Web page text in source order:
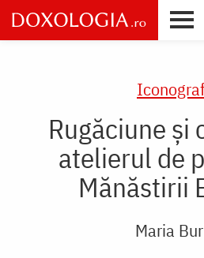
Skip
to
main
Rugăciune și
atelierul de
Mănăstirii
Maria